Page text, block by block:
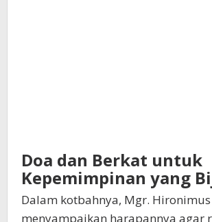
Doa dan Berkat untuk
Kepemimpinan yang
Dalam kotbahnya, Mgr.
menyampaikan harapannya agar